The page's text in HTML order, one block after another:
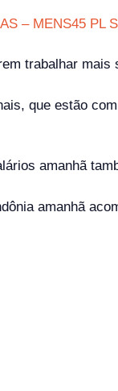
– MENS45 PL
trabalhar mais
que estão
amanhã
amanhã